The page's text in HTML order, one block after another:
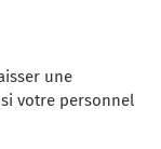
une
votre personnel